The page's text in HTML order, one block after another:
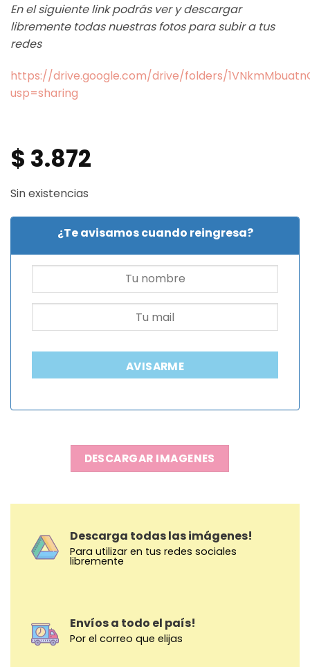
En el siguiente link podrás ver y descargar
libremente todas nuestras fotos para subir a tus
redes
https://drive.google.com/drive/folders/
usp=sharing
$ 3.872
Sin existencias
¿Te avisamos cuando reingresa?
AVISARME
DESCARGAR IMAGENES
Descarga todas las imágenes!
Para utilizar en tus redes sociales
libremente
Envíos a todo el país!
Por el correo que elijas